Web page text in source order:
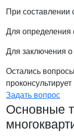
При составлении
Для определения
Для заключения
Остались
Задать вопрос
Основные